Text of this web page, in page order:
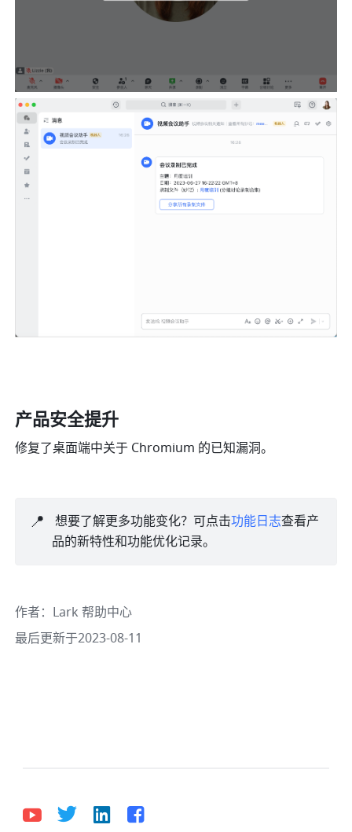
产品安全提升
修复了桌面端中关于 Chromium 的已知漏洞。
📍 想要了解更多功能变化？可点击功能日志查看产
品的新特性和功能优化记录。
作者： Lark 帮助中心
最后更新于2023-08-11